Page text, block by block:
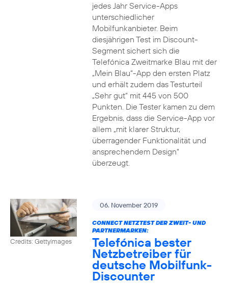
jedes Jahr Service-Apps
unterschiedlicher
Mobilfunkanbieter. Beim
diesjährigen Test im Discount-
Segment sichert sich die
Telefónica Zweitmarke Blau mit der
„Mein Blau“-App den ersten Platz
und erhält zudem das Testurteil
„Sehr gut“ mit 445 von 500
Punkten. Die Tester kamen zu dem
Ergebnis, dass die Service-App vor
allem „mit klarer Struktur,
überragender Funktionalität und
ansprechendem Design“
überzeugt.
Credits: Gettyimages
06. November 2019
CONNECT NETZTEST DER ZWEIT- UND
PARTNERMARKEN:
Telefónica bester
Netzbetreiber für
deutsche Mobilfunk-
Discounter